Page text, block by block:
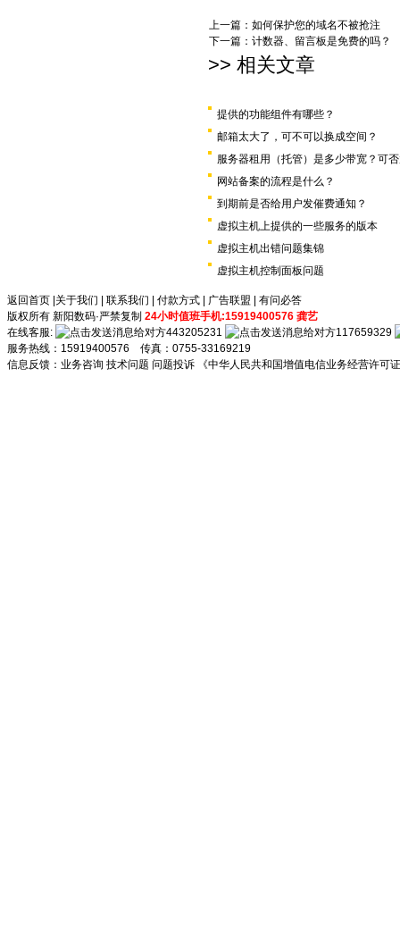
上一篇： 如何保护您的域名不被抢注
下一篇： 计数器、留言板是免费的吗？
>> 相关文章
提供的功能组件有哪些？
邮箱太大了，可不可以换成空间？
服务器租用（托管）是多少带宽？可
网站备案的流程是什么？
到期前是否给用户发催费通知？
虚拟主机上提供的一些服务的版本
虚拟主机出错问题集锦
虚拟主机控制面板问题
返回首页 关于我们 联系我们 付款方式 广告联盟
有问必答
版权所有 新阳数码·严禁复制 24小时值班手机:15919400576 龚艺
在线客服:
443205231
117659329
服务热线：15919400576 传真：0755-33169219
信息反馈： 业务咨询 技术问题 问题投诉 《中华人民共和国增值电信业务经营许可